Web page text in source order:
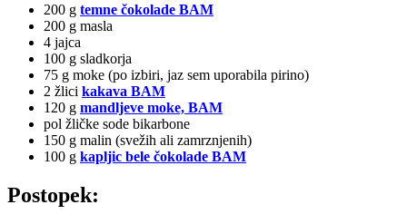
200 g temne čokolade BAM
200 g masla
4 jajca
100 g sladkorja
75 g moke (po izbiri, jaz sem uporabila pirino)
2 žlici kakava BAM
120 g mandljeve moke, BAM
pol žličke sode bikarbone
150 g malin (svežih ali zamrznjenih)
100 g kapljic bele čokolade BAM
Postopek: